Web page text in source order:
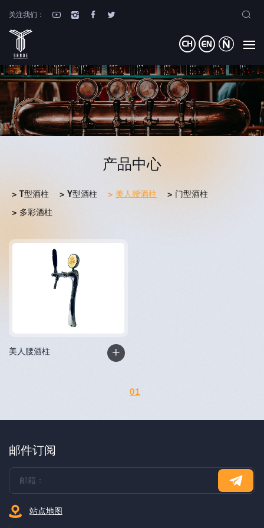
关注我们：
产品中心
T型酒柱 Y型酒柱 美人腰酒柱
门型酒柱
多彩酒柱
美人腰酒柱
01
邮件订阅
站点地图